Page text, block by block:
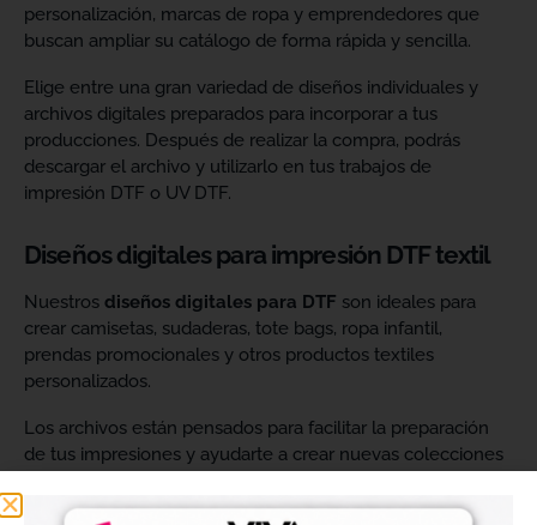
personalización, marcas de ropa y emprendedores que
buscan ampliar su catálogo de forma rápida y sencilla.
Elige entre una gran variedad de diseños individuales y
archivos digitales preparados para incorporar a tus
producciones. Después de realizar la compra, podrás
descargar el archivo y utilizarlo en tus trabajos de
impresión DTF o UV DTF.
Diseños digitales para impresión DTF textil
Nuestros diseños digitales para DTF son ideales para
crear camisetas, sudaderas, tote bags, ropa infantil,
prendas promocionales y otros productos textiles
personalizados.
Los archivos están pensados para facilitar la preparación
de tus impresiones y ayudarte a crear nuevas colecciones
tendrás que adaptar el tamaño a tus necesidades, preparar